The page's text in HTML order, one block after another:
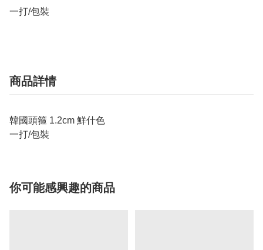
一打/包裝
商品詳情
韓國頭箍 1.2cm 鮮什色
一打/包裝
你可能感興趣的商品